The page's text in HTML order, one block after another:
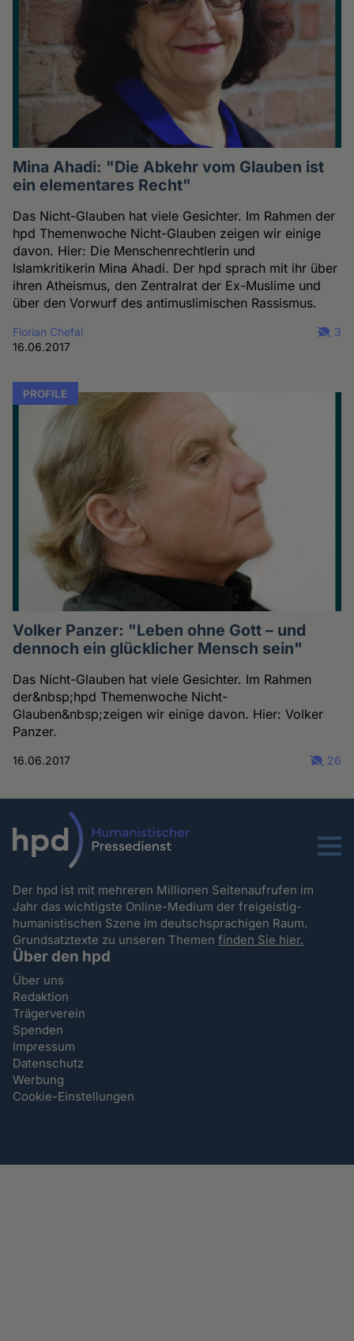
Mina Ahadi: "Die Abkehr vom Glauben ist
ein elementares Recht"
Das Nicht-Glauben hat viele Gesichter. Im Rahmen der
hpd Themenwoche Nicht-Glauben zeigen wir einige
davon. Hier: Die Menschenrechtlerin und
Islamkritikerin Mina Ahadi. Der hpd sprach mit ihr über
ihren Atheismus, den Zentralrat der Ex-Muslime und
über den Vorwurf des antimuslimischen Rassismus.
Florian Chefai
16.06.2017
3
PROFILE
Volker Panzer: "Leben ohne Gott – und
dennoch ein glücklicher Mensch sein"
Das Nicht-Glauben hat viele Gesichter. Im Rahmen
der&nbsp;hpd Themenwoche Nicht-
Glauben&nbsp;zeigen wir einige davon. Hier: Volker
Panzer.
16.06.2017 26
Menu
Der hpd ist mit mehreren Millionen Seitenaufrufen im
Jahr das wichtigste Online-Medium der freigeistig-
humanistischen Szene im deutschsprachigen Raum.
Grundsatztexte zu unseren Themenfinden Sie hier.
Über den hpd
Über uns
Redaktion
Trägerverein
Spenden
Impressum
Datenschutz
Werbung
Cookie-Einstellungen